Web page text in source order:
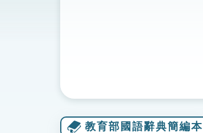
教育部國語辭典簡編本